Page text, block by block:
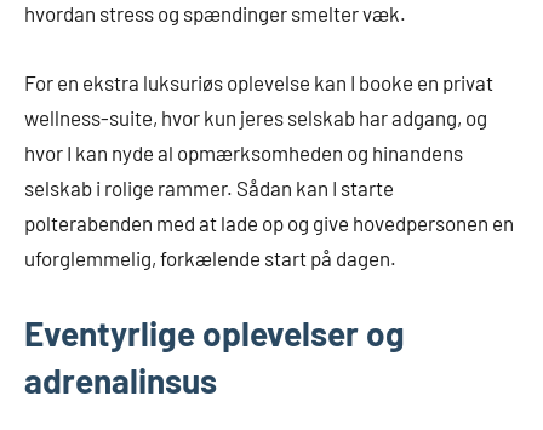
hvordan stress og spændinger smelter væk.
For en ekstra luksuriøs oplevelse kan I booke en privat
wellness-suite, hvor kun jeres selskab har adgang, og
hvor I kan nyde al opmærksomheden og hinandens
selskab i rolige rammer. Sådan kan I starte
polterabenden med at lade op og give hovedpersonen en
uforglemmelig, forkælende start på dagen.
Eventyrlige oplevelser og
adrenalinsus